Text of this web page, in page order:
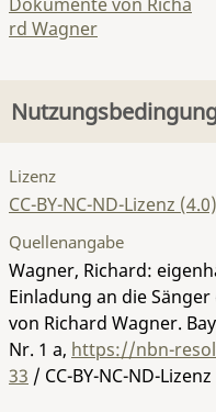
rd Wagner
Lizenz
CC-BY-NC-ND-Lizenz (4.0)
Quellenangabe
Wagner, Richard:
Einladung an die
von Richard Wagner.
Nr. 1 a, https://nbn-
33 / CC-BY-NC-ND-